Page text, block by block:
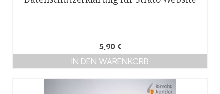
5,90 €
IN DEN WARENKORB